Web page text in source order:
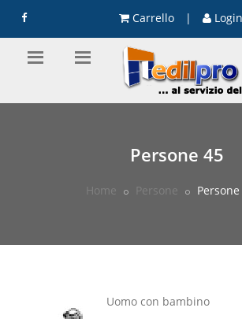
Carrello | Login
Persone 45
Home Persone Persone
Uomo con bambino